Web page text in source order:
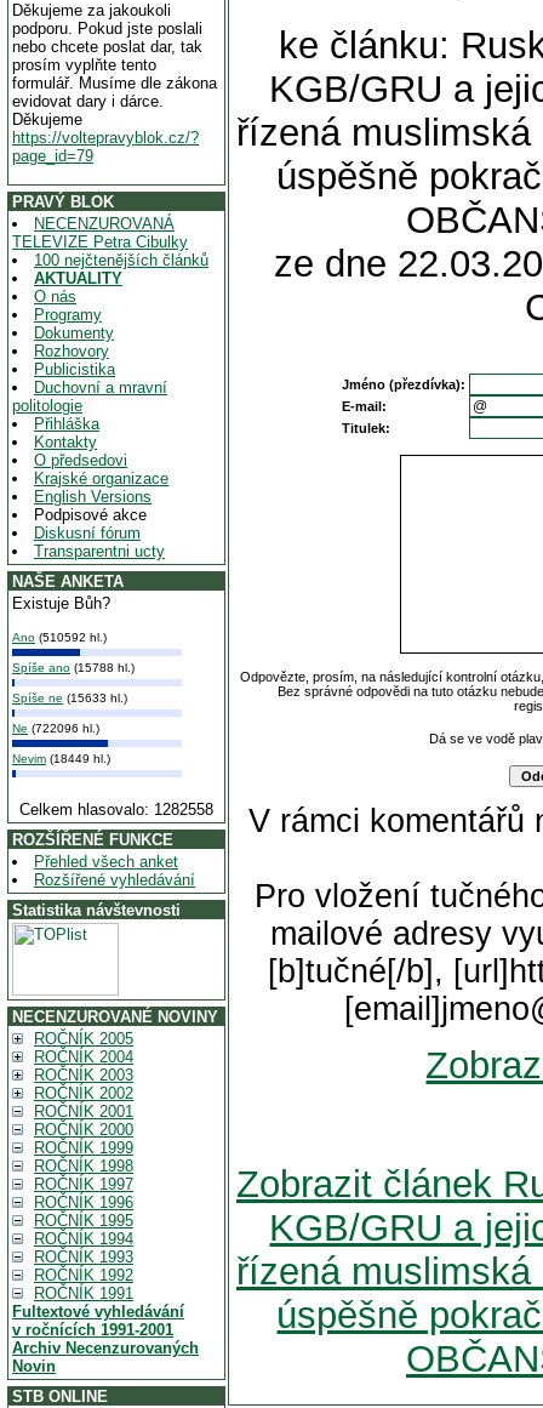
Děkujeme za jakoukoli
podporu. Pokud jste poslali
nebo chcete poslat dar, tak
prosím vyplňte tento
formulář. Musíme dle zákona
evidovat dary i dárce.
Děkujeme
https://voltepravyblok.cz/?
page_id=79
PRAVÝ BLOK
NECENZUROVANÁ
TELEVIZE Petra Cibulky
100 nejčtenějších článků
AKTUALITY
O nás
Programy
Dokumenty
Rozhovory
Publicistika
Duchovní a mravní
politologie
Přihláška
Kontakty
O předsedovi
Krajské organizace
English Versions
Podpisové akce
Diskusní fórum
Transparentni ucty
NAŠE ANKETA
Existuje Bůh?
Ano (510592 hl.)
Spíše ano (15788 hl.)
Spíše ne (15633 hl.)
Ne (722096 hl.)
Nevim (18449 hl.)
Celkem hlasovalo: 1282558
ROZŠÍŘENÉ FUNKCE
Přehled všech anket
Rozšířené vyhledávání
Statistika návštevnosti
NECENZUROVANÉ NOVINY
ROČNÍK 2005
ROČNÍK 2004
ROČNÍK 2003
ROČNÍK 2002
ROČNÍK 2001
ROČNÍK 2000
ROČNÍK 1999
ROČNÍK 1998
ROČNÍK 1997
ROČNÍK 1996
ROČNÍK 1995
ROČNÍK 1994
ROČNÍK 1993
ROČNÍK 1992
ROČNÍK 1991
Fultextové vyhledávání
v ročnících 1991-2001
Archiv Necenzurovaných
Novin
STB ONLINE
ke článku:
KGB/GRU a
řízená
úspěšně
ze dne
Jméno (přezdívka):
E-mail:
Titulek:
Odpovězte, prosím, na následující kontrolní
Bez správné odpovědi na tuto otázku
Dá se ve vodě
V rámci komentářů
Pro vložení
mailové adresy
[b]tučné[/b],
Zobrazit článek
KGB/GRU a
řízená
úspěšně